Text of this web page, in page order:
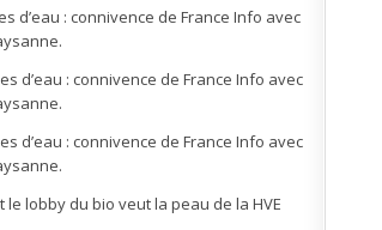
d’eau : connivence de France Info avec
d’eau : connivence de France Info avec
d’eau : connivence de France Info avec
le lobby du bio veut la peau de la HVE